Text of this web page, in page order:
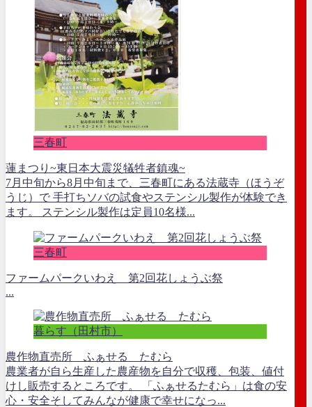
三春町
蓮まつり~東日本大震災犠牲者鎮魂~
7月中旬から8月中旬まで、三春町にある法蔵寺（ほうぞ
うじ）で 手打ちソバの試食やステンシル製作が体験でき
ます。 ステンシル製作は定員10名様...
三春町
ファームパークいわえ 第2回花しょうぶ祭
...
暮らす（田村市）
農作物直売所 ふぁせる たむら
農業者が自ら生産した農産物を自分で収穫、包装、値付
けし販売するところです。 「ふぁせるたむら」は食の安
心・安全そしてみんなが健康で幸せになっ...